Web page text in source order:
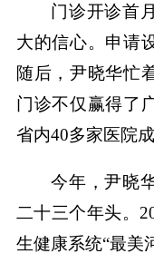
门诊开诊首
大的信心。申请
随后，尹晓华忙
门诊不仅赢得了
省内40多家医院
今年，尹晓
二十三个年头。
生健康系统“最美